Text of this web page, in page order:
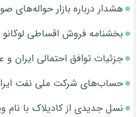
هشدار درباره بازار حواله‌های
بخشنامه فروش اقساطی لوکانو L7 و لوکانو L8 (مرداد 1405)
جزئیات توافق احتمالی ایران و
حساب‌های شرکت ملی نفت
نسل جدیدی از کادیلاک با